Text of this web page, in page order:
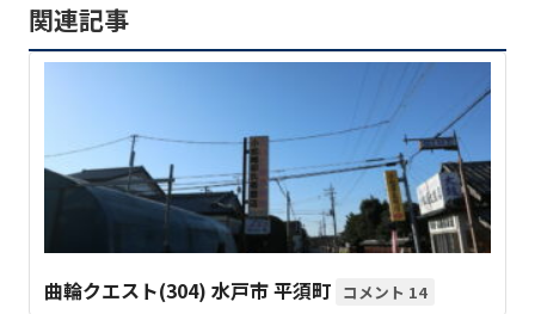
関連記事
曲輪クエスト(304) 水戸市 平須町 14